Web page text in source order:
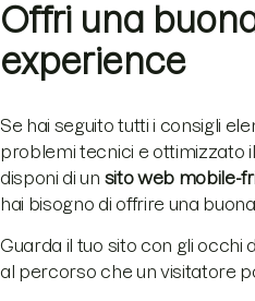
Offri una
experience
Se hai seguito tutti i consigli
problemi tecnici e ottimizzato
disponi di un sito web mobile-
hai bisogno di offrire una
Guarda il tuo sito con gli occhi
al percorso che un visitatore